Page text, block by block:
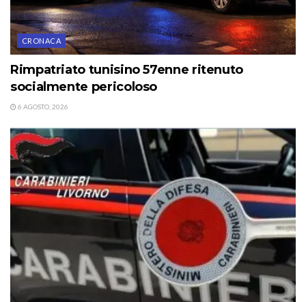
CRONACA
Rimpatriato tunisino 57enne ritenuto
socialmente pericoloso
6 AGOSTO, 2026